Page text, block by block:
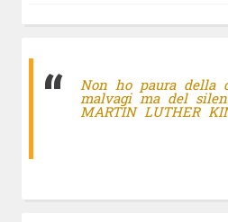
Non ho paura della
malvagi ma del
MARTIN LUTHER